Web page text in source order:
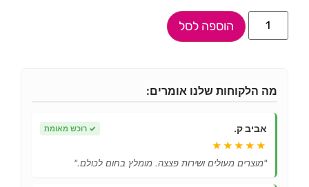
הוספה לסל
מה הלקוחות שלנו אומרים:
אביב ק. ✓ רוכש מאומת
★★★★★
"מוצרים מעולים ושירות פצצה. מומלץ בחום לכולם."